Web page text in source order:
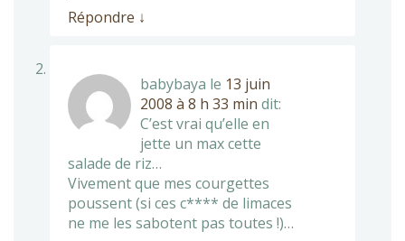
Répondre ↓
babybaya le 13 juin
2008 à 8 h 33 min dit:
C’est vrai qu’elle en
jette un max cette
salade de riz…
Vivement que mes courgettes
poussent (si ces c**** de limaces
ne me les sabotent pas toutes !)…